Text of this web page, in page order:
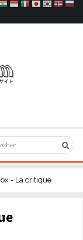
- La critique